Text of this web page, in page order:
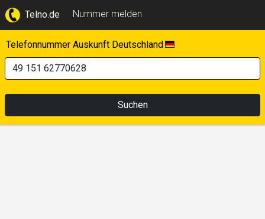
Telno.de Nummer melden
Telefonnummer Auskunft Deutschland
Suchen